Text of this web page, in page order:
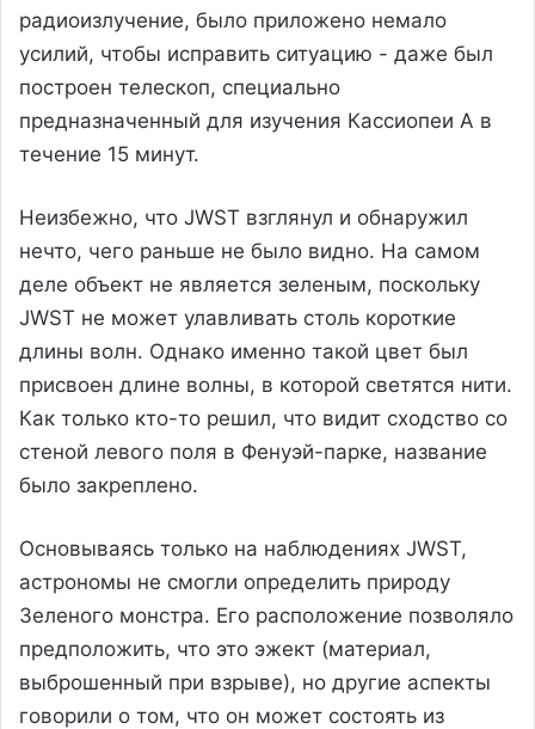
радиоизлучение, было приложено немало
усилий, чтобы исправить ситуацию - даже был
построен телескоп, специально
предназначенный для изучения Кассиопеи А в
течение 15 минут.
Неизбежно, что JWST взглянул и обнаружил
нечто, чего раньше не было видно. На самом
деле объект не является зеленым, поскольку
JWST не может улавливать столь короткие
длины волн. Однако именно такой цвет был
присвоен длине волны, в которой светятся нити.
Как только кто-то решил, что видит сходство со
стеной левого поля в Фенуэй-парке, название
было закреплено.
Основываясь только на наблюдениях JWST,
астрономы не смогли определить природу
Зеленого монстра. Его расположение позволяло
предположить, что это эжект (материал,
выброшенный при взрыве), но другие аспекты
говорили о том, что он может состоять из